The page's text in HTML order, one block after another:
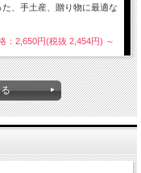
、手土産、贈り物に最適な
：2,650円(税抜 2,454円) ～
る